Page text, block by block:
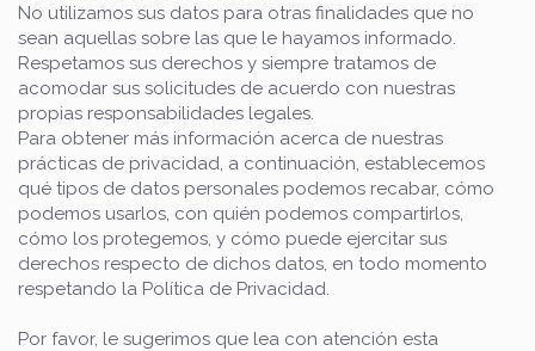
No utilizamos sus datos para otras finalidades que no
sean aquellas sobre las que le hayamos informado.
Respetamos sus derechos y siempre tratamos de
acomodar sus solicitudes de acuerdo con nuestras
propias responsabilidades legales.
Para obtener más información acerca de nuestras
prácticas de privacidad, a continuación, establecemos
qué tipos de datos personales podemos recabar, cómo
podemos usarlos, con quién podemos compartirlos,
cómo los protegemos, y cómo puede ejercitar sus
derechos respecto de dichos datos, en todo momento
respetando la Política de Privacidad.
Por favor, le sugerimos que lea con atención esta